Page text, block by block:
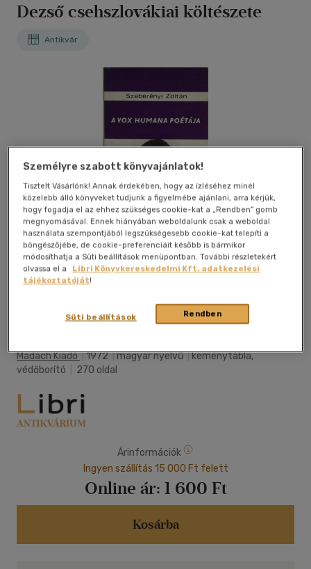
Dezső csehszlovákiai költészete
Antikvár
Megosztom
Madách Kiadó|1972|magyar nyelvű|keménytábla,
védőborító
270 oldal
Árinformációk
Ingyen szállítás 15 000 Ft felett
Online ár: 1 600 Ft
Kosárba
Személyre szabott könyvajánlatok!
Tisztelt Vásárlónk! Annak érdekében, hogy az ízléséhez minél
közelebb álló könyveket tudjunk a figyelmébe ajánlani, arra kérjük,
hogy fogadja el az ehhez szükséges cookie-kat a „Rendben” gomb
megnyomásával. Ennek hiányában weboldalunk csak a weboldal
használata szempontjából legszükségesebb cookie-kat telepíti a
böngészőjébe, de cookie-preferenciáit később is bármikor
módosíthatja a Süti beállítások menüpontban. További részletekért
olvassa el a
Libri Könyvkereskedelmi Kft. adatkezelési
tájékoztatóját!
Rendben
Süti beállítások